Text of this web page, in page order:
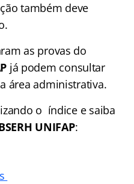
também deve
as provas do
já podem consultar
área administrativa.
o índice e saiba
UNIFAP: